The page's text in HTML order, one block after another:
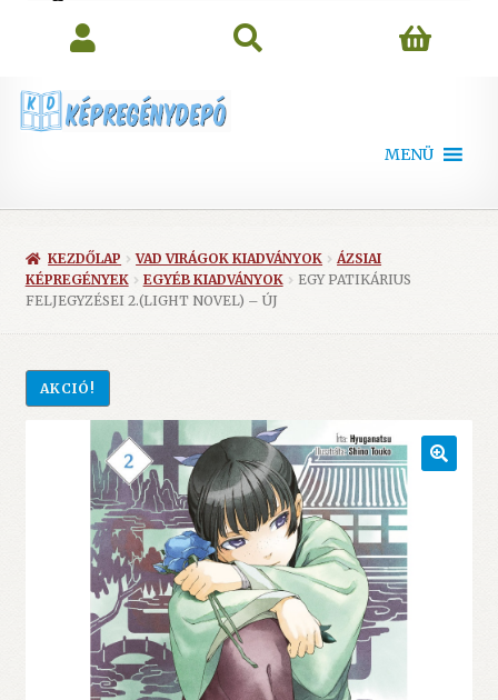
MENÜ
KEZDŐLAP VAD VIRÁGOK KIADVÁNYOK
ÁZSIAI
KÉPREGÉNYEK
EGYÉB KIADVÁNYOK
EGY PATIKÁRIUS
FELJEGYZÉSEI 2.(LIGHT NOVEL) – ÚJ
AKCIÓ!